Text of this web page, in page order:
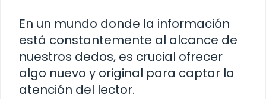
En un mundo donde la información
está constantemente al alcance de
nuestros dedos, es crucial ofrecer
algo nuevo y original para captar la
atención del lector.